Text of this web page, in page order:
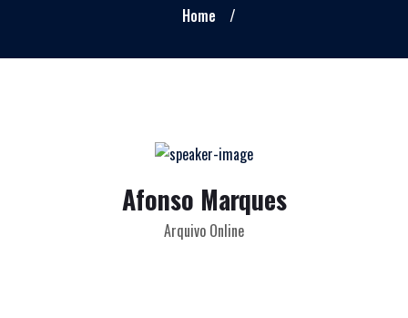
Home /
Afonso Marques
Arquivo Online